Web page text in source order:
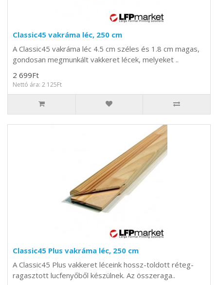
Classic45 vakráma léc, 250 cm
A Classic45 vakráma léc 4.5 cm széles és 1.8 cm magas,
gondosan megmunkált vakkeret lécek, melyeket ..
2 699Ft
Nettó ára: 2 125Ft
Classic45 Plus vakráma léc, 250 cm
A Classic45 Plus vakkeret léceink hossz-toldott réteg-
ragasztott lucfenyőből készülnek. Az összeraga..